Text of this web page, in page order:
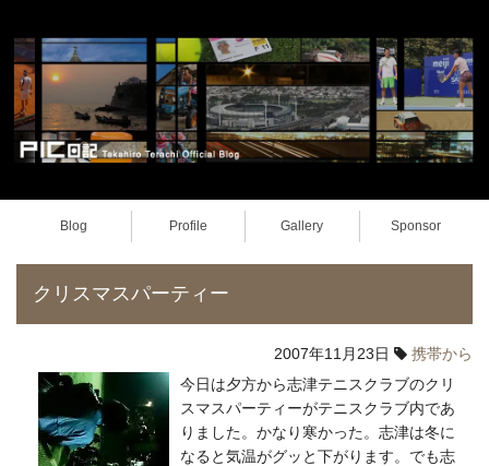
Blog Profile Gallery Sponsor
クリスマスパーティー
2007年11月23日
携帯から
今日は夕方から志津テニスクラブのクリ
スマスパーティーがテニスクラブ内であ
りました。かなり寒かった。志津は冬に
なると気温がグッと下がります。でも志